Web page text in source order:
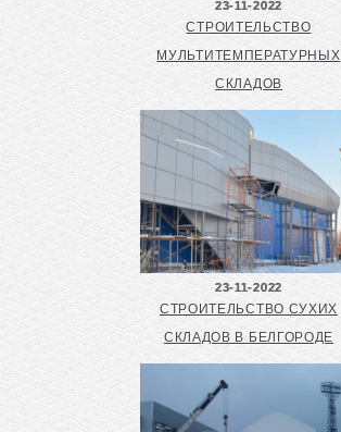
23-11-2022
СТРОИТЕЛЬСТВО
МУЛЬТИТЕМПЕРАТУРНЫХ
СКЛАДОВ
23-11-2022
СТРОИТЕЛЬСТВО СУХИХ
СКЛАДОВ В БЕЛГОРОДЕ